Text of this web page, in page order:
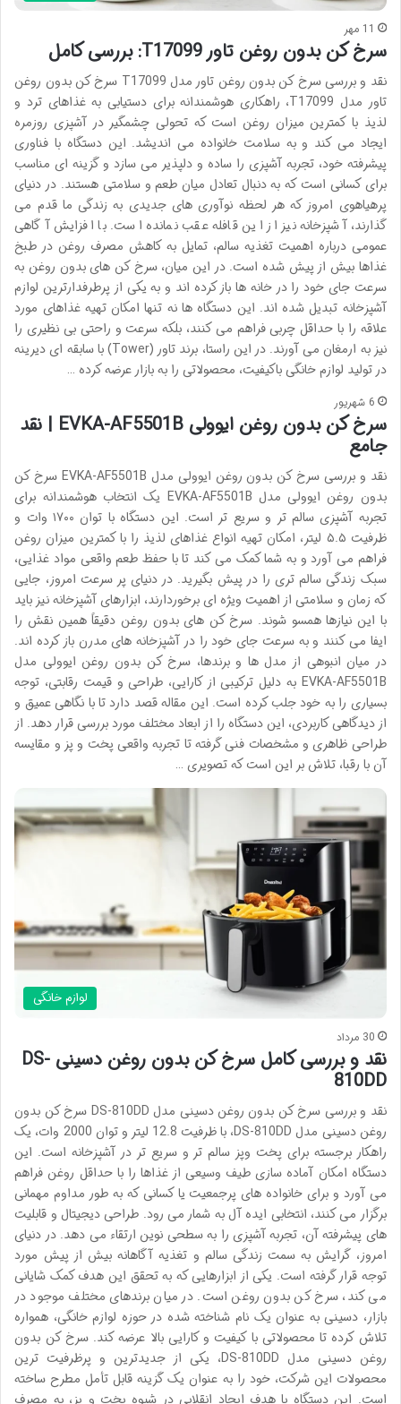
11 مهر
سرخ کن بدون روغن تاور T17099: بررسی کامل
نقد و بررسی سرخ کن بدون روغن تاور مدل T17099 سرخ کن بدون روغن
تاور مدل T17099، راهکاری هوشمندانه برای دستیابی به غذاهای ترد و
لذیذ با کمترین میزان روغن است که تحولی چشمگیر در آشپزی روزمره
ایجاد می کند و به سلامت خانواده می اندیشد. این دستگاه با فناوری
پیشرفته خود، تجربه آشپزی را ساده و دلپذیر می سازد و گزینه ای مناسب
برای کسانی است که به دنبال تعادل میان طعم و سلامتی هستند. در دنیای
پرهیاهوی امروز که هر لحظه نوآوری های جدیدی به زندگی ما قدم می
گذارند، آشپزخانه نیز از این قافله عقب نمانده است. با افزایش آگاهی
عمومی درباره اهمیت تغذیه سالم، تمایل به کاهش مصرف روغن در طبخ
غذاها بیش از پیش شده است. در این میان، سرخ کن های بدون روغن به
سرعت جای خود را در خانه ها باز کرده اند و به یکی از پرطرفدارترین لوازم
آشپزخانه تبدیل شده اند. این دستگاه ها نه تنها امکان تهیه غذاهای مورد
علاقه را با حداقل چربی فراهم می کنند، بلکه سرعت و راحتی بی نظیری را
نیز به ارمغان می آورند. در این راستا، برند تاور (Tower) با سابقه ای دیرینه
در تولید لوازم خانگی باکیفیت، محصولاتی را به بازار عرضه کرده …
6 شهریور
سرخ کن بدون روغن ایوولی EVKA-AF5501B | نقد
جامع
نقد و بررسی سرخ کن بدون روغن ایوولی مدل EVKA-AF5501B سرخ کن
بدون روغن ایوولی مدل EVKA-AF5501B یک انتخاب هوشمندانه برای
تجربه آشپزی سالم تر و سریع تر است. این دستگاه با توان ۱۷۰۰ وات و
ظرفیت ۵.۵ لیتر، امکان تهیه انواع غذاهای لذیذ را با کمترین میزان روغن
فراهم می آورد و به شما کمک می کند تا با حفظ طعم واقعی مواد غذایی،
سبک زندگی سالم تری را در پیش بگیرید. در دنیای پر سرعت امروز، جایی
که زمان و سلامتی از اهمیت ویژه ای برخوردارند، ابزارهای آشپزخانه نیز باید
با این نیازها همسو شوند. سرخ کن های بدون روغن دقیقاً همین نقش را
ایفا می کنند و به سرعت جای خود را در آشپزخانه های مدرن باز کرده اند.
در میان انبوهی از مدل ها و برندها، سرخ کن بدون روغن ایوولی مدل
EVKA-AF5501B به دلیل ترکیبی از کارایی، طراحی و قیمت رقابتی، توجه
بسیاری را به خود جلب کرده است. این مقاله قصد دارد تا با نگاهی عمیق و
از دیدگاهی کاربردی، این دستگاه را از ابعاد مختلف مورد بررسی قرار دهد. از
طراحی ظاهری و مشخصات فنی گرفته تا تجربه واقعی پخت و پز و مقایسه
آن با رقبا، تلاش بر این است که تصویری …
لوازم خانگی
30 مرداد
نقد و بررسی کامل سرخ کن بدون روغن دسینی DS-
810DD
نقد و بررسی سرخ کن بدون روغن دسینی مدل DS-810DD سرخ کن بدون
روغن دسینی مدل DS-810DD، با ظرفیت 12.8 لیتر و توان 2000 وات، یک
راهکار برجسته برای پخت وپز سالم تر و سریع تر در آشپزخانه است. این
دستگاه امکان آماده سازی طیف وسیعی از غذاها را با حداقل روغن فراهم
می آورد و برای خانواده های پرجمعیت یا کسانی که به طور مداوم مهمانی
برگزار می کنند، انتخابی ایده آل به شمار می رود. طراحی دیجیتال و قابلیت
های پیشرفته آن، تجربه آشپزی را به سطحی نوین ارتقاء می دهد. در دنیای
امروز، گرایش به سمت زندگی سالم و تغذیه آگاهانه بیش از پیش مورد
توجه قرار گرفته است. یکی از ابزارهایی که به تحقق این هدف کمک شایانی
می کند، سرخ کن بدون روغن است. در میان برندهای مختلف موجود در
بازار، دسینی به عنوان یک نام شناخته شده در حوزه لوازم خانگی، همواره
تلاش کرده تا محصولاتی با کیفیت و کارایی بالا عرضه کند. سرخ کن بدون
روغن دسینی مدل DS-810DD، یکی از جدیدترین و پرظرفیت ترین
محصولات این شرکت، خود را به عنوان یک گزینه قابل تأمل مطرح ساخته
است. این دستگاه با هدف ایجاد انقلابی در شیوه پخت و پز، به مصرف